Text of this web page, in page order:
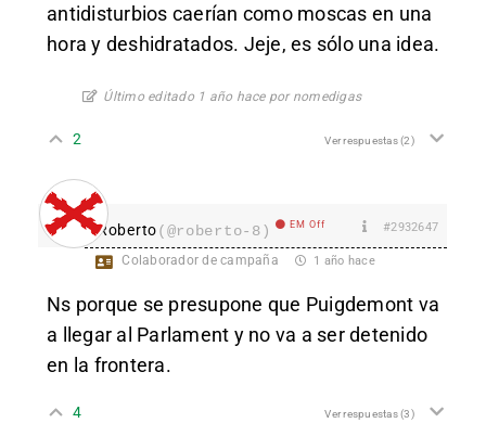
antidisturbios caerían como moscas en una
hora y deshidratados. Jeje, es sólo una idea.
Último editado 1 año hace por nomedigas
2 Ver respuestas(2)
Roberto(@roberto-8) EM Off #2932647
Colaborador de campaña 1 año hace
Ns porque se presupone que Puigdemont va
a llegar al Parlament y no va a ser detenido
en la frontera.
4 Ver respuestas(3)